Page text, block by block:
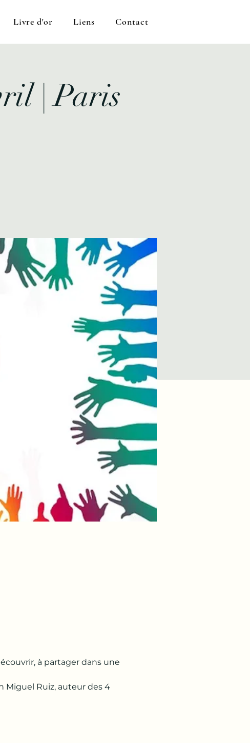
Livre d'or Liens Contact
| Paris
à partager dans une
Miguel Ruiz, auteur des 4